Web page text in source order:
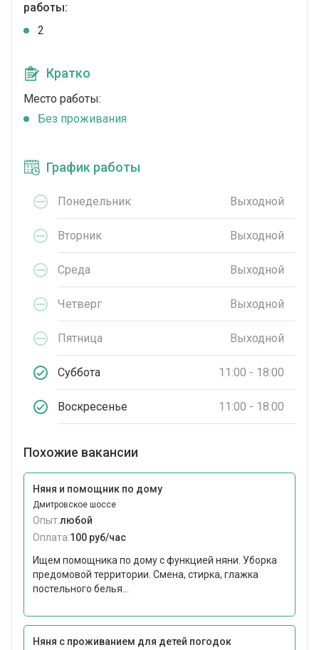
работы:
2
Кратко
Место работы:
Без проживания
График работы
Понедельник Выходной
Вторник Выходной
Среда Выходной
Четверг Выходной
Пятница Выходной
Суббота 11:00 - 18:00
Воскресенье 11:00 - 18:00
Похожие вакансии
Няня и помощник по дому
Дмитровское шоссе
Опыт:любой
Оплата:100 руб/час
Ищем помощника по дому с функцией няни. Уборка
предомовой территории. Смена, стирка, глажка
постельного белья...
Няня с проживанием для детей погодок